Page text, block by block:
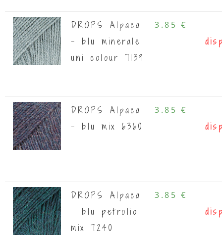
DROPS Alpaca
- blu minerale
uni colour 7139
3.85 €
DROPS Alpaca
- blu mix 6360
3.85 €
DROPS Alpaca
- blu petrolio
mix 7240
3.85 €